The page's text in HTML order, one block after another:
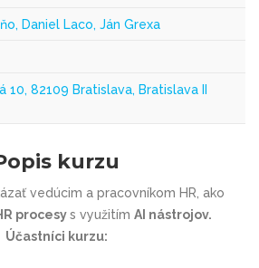
Daniel Laco, Ján Grexa
10, 82109 Bratislava, Bratislava II
kurzu
vedúcim a pracovníkom HR, ako
procesys využitím AI nástrojov.
Účastníci kurzu: